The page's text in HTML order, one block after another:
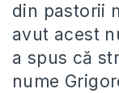
din pastorii
avut acest
a spus că
nume